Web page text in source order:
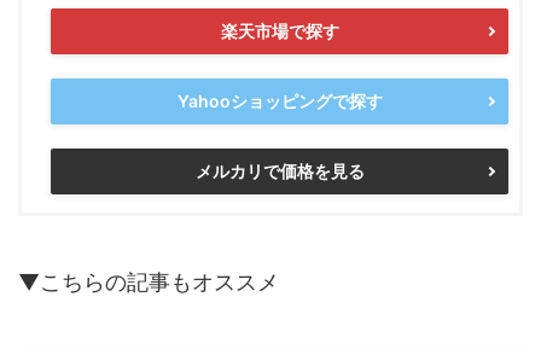
楽天市場で探す
Yahooショッピングで探す
メルカリで価格を見る
▼こちらの記事もオススメ